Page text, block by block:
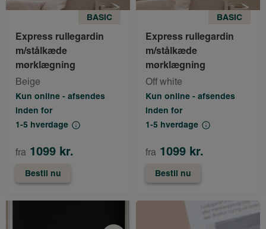
BASIC
Express rullegardin
m/stålkæde
mørklægning
Beige
Kun online - afsendes
inden for
1-5 hverdage
fra 1099 kr.
Bestil nu
BASIC
Express rullegardin
m/stålkæde
mørklægning
Off white
Kun online - afsendes
inden for
1-5 hverdage
fra 1099 kr.
Bestil nu